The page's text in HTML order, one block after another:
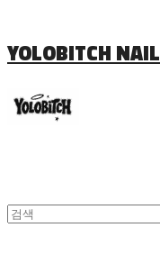
YOLOBITCH NAIL